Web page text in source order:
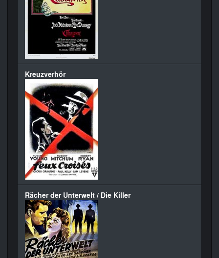
Kreuzverhör
Rächer der Unterwelt / Die Killer